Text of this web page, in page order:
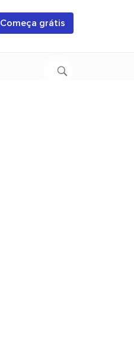
Começa grátis